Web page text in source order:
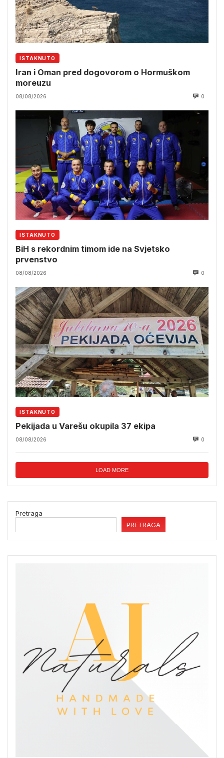
ISTAKNUTO
Iran i Oman pred dogovorom o Hormuškom
moreuzu
08/08/2026 0
ISTAKNUTO
BiH s rekordnim timom ide na Svjetsko
prvenstvo
08/08/2026 0
ISTAKNUTO
Pekijada u Varešu okupila 37 ekipa
08/08/2026 0
LOAD MORE
Pretraga
PRETRAGA